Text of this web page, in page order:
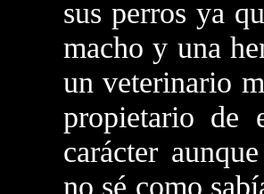
sus perros ya
macho y una
un veterinario
propietario de
carácter
no sé como